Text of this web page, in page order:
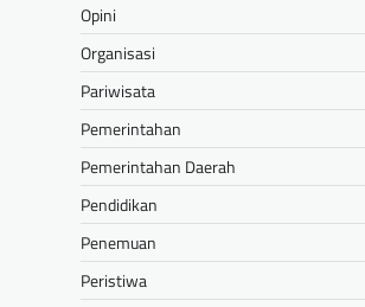
Opini
Organisasi
Pariwisata
Pemerintahan
Pemerintahan Daerah
Pendidikan
Penemuan
Peristiwa